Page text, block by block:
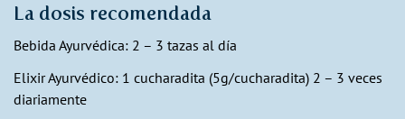
La dosis recomendada
Bebida Ayurvédica: 2 – 3 tazas al día
Elixir Ayurvédico: 1 cucharadita (5g/cucharadita) 2 – 3 veces
diariamente